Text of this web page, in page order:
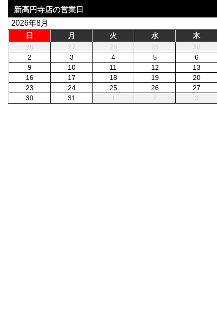
新高円寺店の営業日
2026年8月
日
月 火 水 木
26 27 28 29
30
2
3 4 5
6
9
10 11 12
13
16
17 18 19
20
23
24 25 26
27
30
31 1 2 3